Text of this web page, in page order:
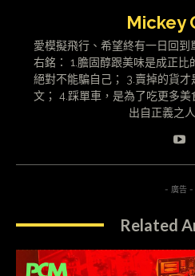
Mickey
愛模擬飛行、希望終有一日回
右銘： 1.膽固醇跟美味是成正比
絕對不能騙自己； 3.賣掉的貨
文； 4.踩單車，是為了吃更多
出自正義之
- 廣告 -
Related